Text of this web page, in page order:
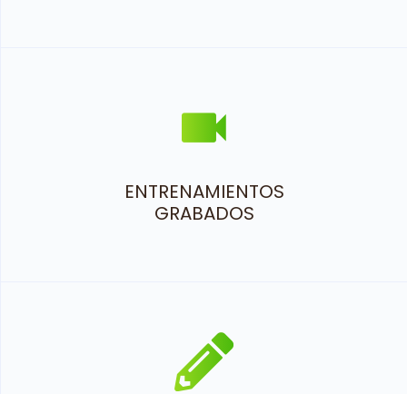
ENTRENAMIENTOS
GRABADOS